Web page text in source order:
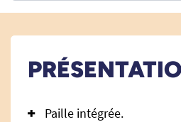
Paille intégrée.